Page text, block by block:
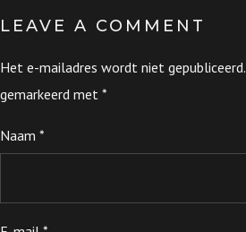
LEAVE A COMMENT
Het e-mailadres wordt niet gepubliceerd.
gemarkeerd met *
Naam *